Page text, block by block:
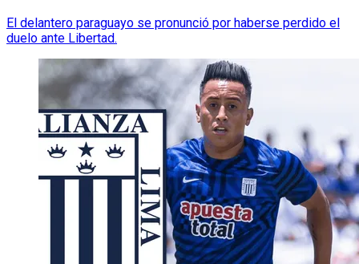
El delantero paraguayo se pronunció por haberse perdido el
duelo ante Libertad.